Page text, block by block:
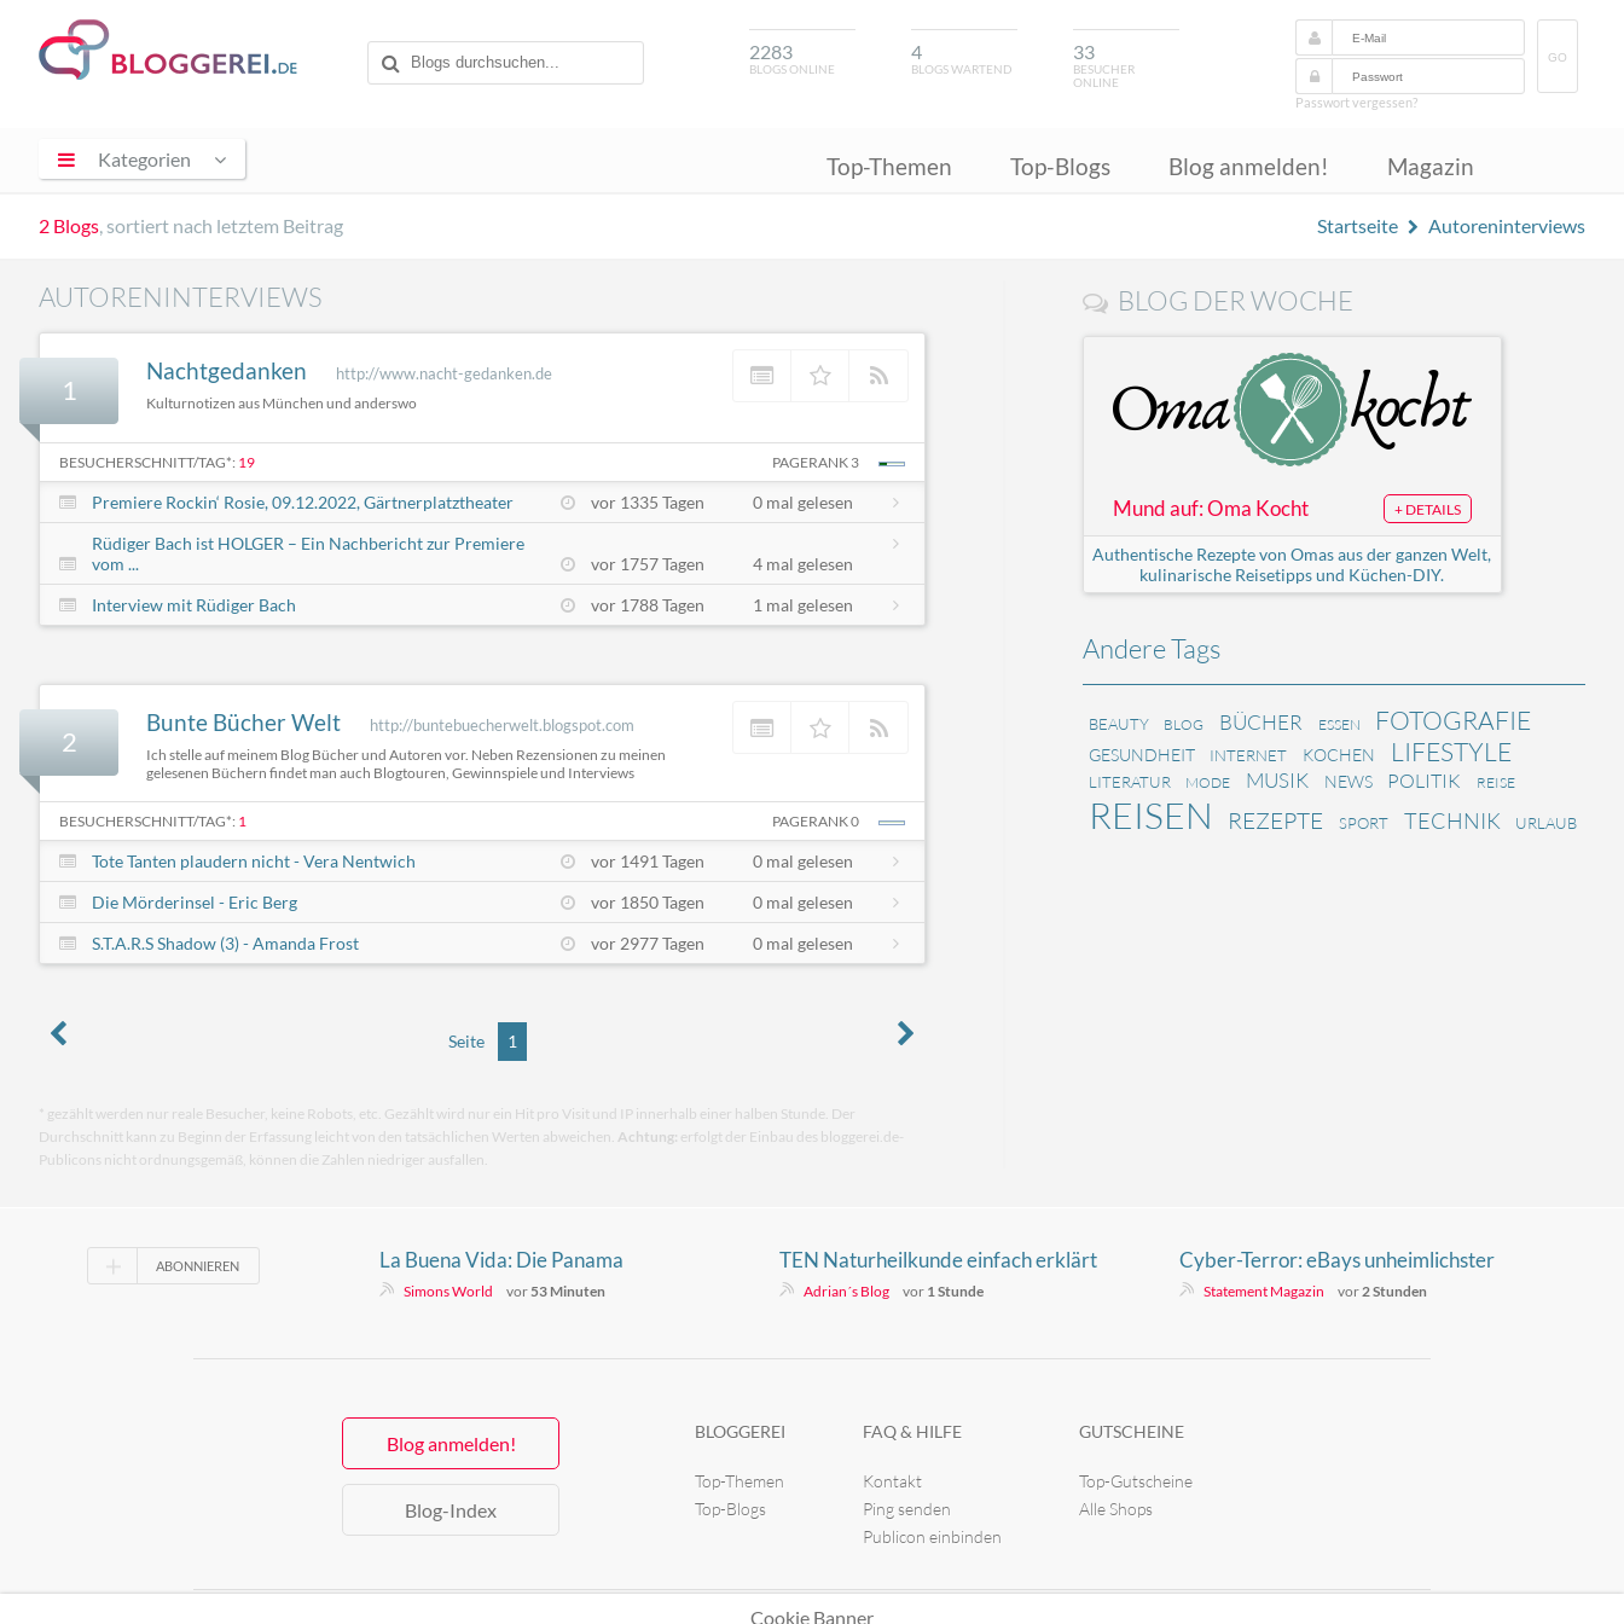
2283
BLOGS ONLINE
4
BLOGS WARTEND
33
BESUCHER
ONLINE
GO
Passwort vergessen?
Kategorien Top-Themen Top-Blogs Blog anmelden! Magazin
2 Blogs, sortiert nach letztem Beitrag Startseite Autoreninterviews
AUTORENINTERVIEWS
1
Nachtgedanken http://www.nacht-gedanken.de
Kulturnotizen aus München und anderswo
BESUCHERSCHNITT/TAG*: 19 PAGERANK 3
Premiere Rockin‘ Rosie, 09.12.2022, Gärtnerplatztheater vor 1335 Tagen
0 mal gelesen
Rüdiger Bach ist HOLGER – Ein Nachbericht zur Premiere
vom ...
vor 1757 Tagen
4 mal gelesen
Interview mit Rüdiger Bach
vor 1788 Tagen 1 mal gelesen
2
Bunte Bücher Welt http://buntebuecherwelt.blogspot.com
Ich stelle auf meinem Blog Bücher und Autoren vor. Neben Rezensionen zu meinen
gelesenen Büchern findet man auch Blogtouren, Gewinnspiele und Interviews
BESUCHERSCHNITT/TAG*: 1 PAGERANK 0
Tote Tanten plaudern nicht - Vera Nentwich vor 1491 Tagen
0 mal gelesen
Die Mörderinsel - Eric Berg
vor 1850 Tagen
0 mal gelesen
S.T.A.R.S Shadow (3) - Amanda Frost
vor 2977 Tagen 0 mal gelesen
Seite 1
* gezählt werden nur reale Besucher, keine Robots, etc. Gezählt wird nur ein Hit pro Visit und IP innerhalb einer halben Stunde. Der
Durchschnitt kann zu Beginn der Erfassung leicht von den tatsächlichen Werten abweichen. Achtung: erfolgt der Einbau des bloggerei.de-
Publicons nicht ordnungsgemäß, können die Zahlen niedriger ausfallen.
BLOG DER WOCHE
Mund auf: Oma Kocht + DETAILS
Authentische Rezepte von Omas aus der ganzen Welt,
kulinarische Reisetipps und Küchen-DIY.
Andere Tags
BEAUTY BLOG BÜCHER ESSEN FOTOGRAFIE
GESUNDHEIT INTERNET KOCHEN LIFESTYLE
LITERATUR MODE MUSIK NEWS POLITIK REISE
REISEN REZEPTE SPORT TECHNIK URLAUB
ABONNIEREN
La Buena Vida: Die Panama
Odyssee
Simons World vor53 Minuten
TEN Naturheilkunde einfach erklärt
für den Alltag
Adrian´s Blog vor 1 Stunde
Cyber-Terror: eBays unheimlichster
Skandal der Netzgeschichte
Statement Magazin vor 2 Stunden
Blog anmelden!
Blog-Index
BLOGGEREI
Top-Themen
Top-Blogs
FAQ & HILFE
Kontakt
Ping senden
Publicon einbinden
GUTSCHEINE
Top-Gutscheine
Alle Shops
Cookie Banner